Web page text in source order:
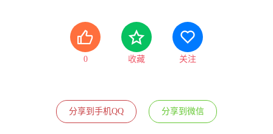
0 收藏 关注
分享到手机QQ 分享到微信